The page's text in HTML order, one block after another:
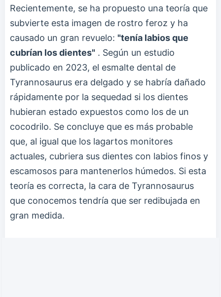
Recientemente, se ha propuesto una teoría que
subvierte esta imagen de rostro feroz y ha
causado un gran revuelo: "tenía labios que
cubrían los dientes" . Según un estudio
publicado en 2023, el esmalte dental de
Tyrannosaurus era delgado y se habría dañado
rápidamente por la sequedad si los dientes
hubieran estado expuestos como los de un
cocodrilo. Se concluye que es más probable
que, al igual que los lagartos monitores
actuales, cubriera sus dientes con labios finos y
escamosos para mantenerlos húmedos. Si esta
teoría es correcta, la cara de Tyrannosaurus
que conocemos tendría que ser redibujada en
gran medida.